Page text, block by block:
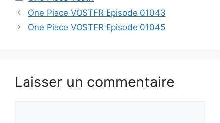
One Piece VOSTFR Episode 01043
One Piece VOSTFR Episode 01045
Laisser un commentaire